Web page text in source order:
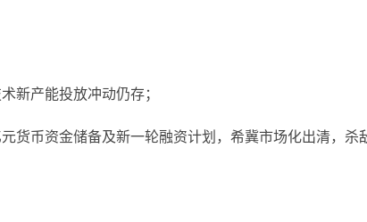
新产能投放冲动仍存；
货币资金储备及新一轮融资计划，希冀市场化出清，杀